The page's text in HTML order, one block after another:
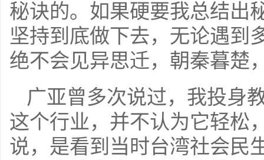
秘诀的。如果硬要我总结出
坚持到底做下去，无论遇到
绝不会见异思迁，朝秦暮楚
广亚曾多次说过，我投身
这个行业，并不认为它轻松
说，是看到当时台湾社会民